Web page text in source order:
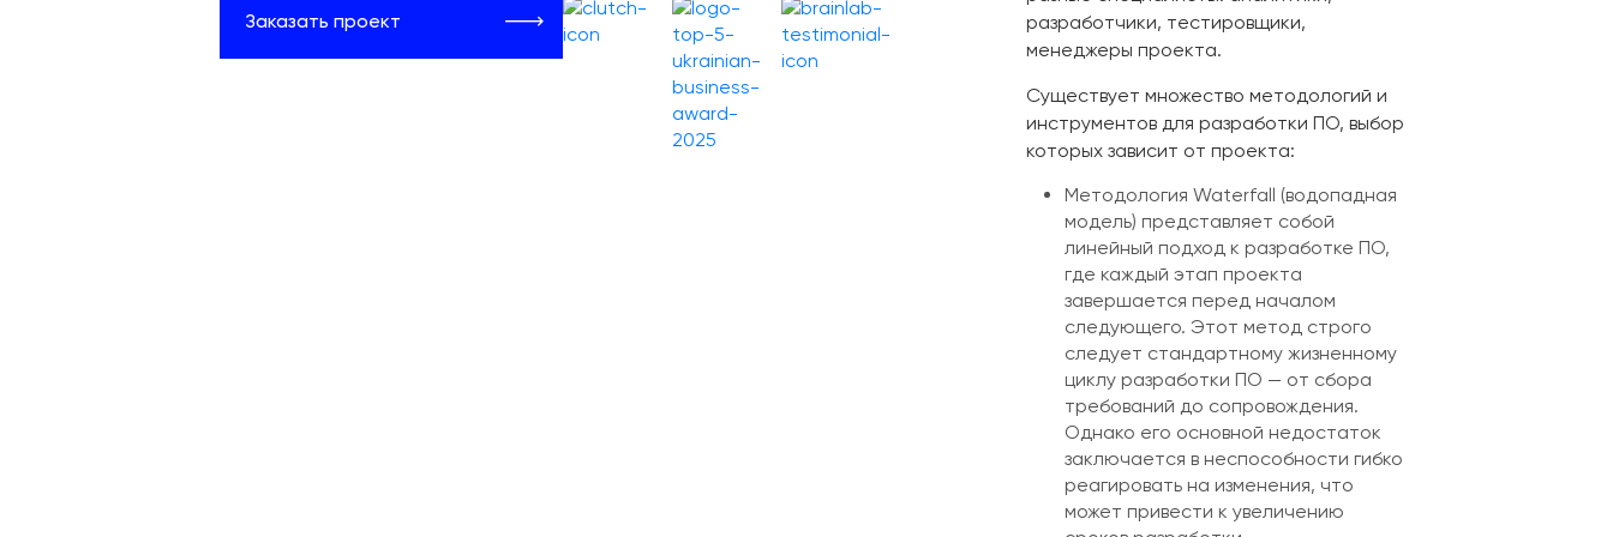
Заказать проект
разработчики, тестировщики,
менеджеры проекта.
Существует множество методологий и
инструментов для разработки ПО, выбор
которых зависит от проекта:
Методология Waterfall (водопадная
модель) представляет собой
линейный подход к разработке ПО,
где каждый этап проекта
завершается перед началом
следующего. Этот метод строго
следует стандартному жизненному
циклу разработки ПО — от сбора
требований до сопровождения.
Однако его основной недостаток
заключается в неспособности гибко
реагировать на изменения, что
может привести к увеличению